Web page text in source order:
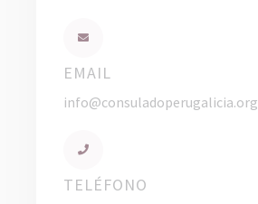
EMAIL
info@consuladoperugalicia.org
TELÉFONO